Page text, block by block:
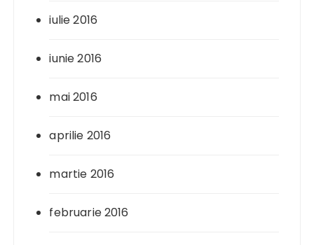
iulie 2016
iunie 2016
mai 2016
aprilie 2016
martie 2016
februarie 2016